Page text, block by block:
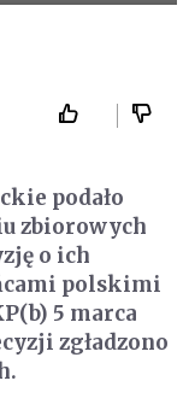
podało
zbiorowych
o ich
polskimi
5 marca
zgładzono